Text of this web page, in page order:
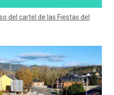
del cartel de las Fiestas del